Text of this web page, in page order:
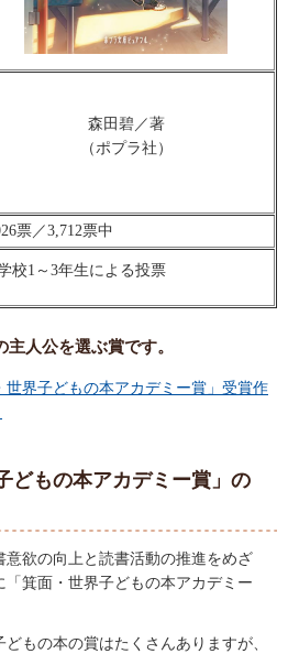
森田碧／著
（ポプラ社）
票／3,712票中
校1～3年生による投票
主人公を選ぶ賞です。
世界子どもの本アカデミー賞」受賞作
どもの本アカデミー賞」の
意欲の向上と読書活動の推進をめざ
「箕面・世界子どもの本アカデミー
もの本の賞はたくさんありますが、